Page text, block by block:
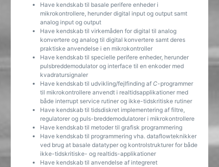
Have kendskab til basale perifere enheder i
mikrokontrollere, herunder digital input og output samt
analog input og output
Have kendskab til virkemåden for digital til analog
konvertere og analog til digital konvertere samt deres
praktiske anvendelse i en mikrokontroller
Have kendskab til specielle perifere enheder, herunder
pulsbreddemodulator og interface til en enkoder med
kvadratursignaler
Have kendskab til udvikling/fejlfinding af C-programmer
til mikrokontrollere anvendt i realtidsapplikationer med
både interrupt service rutiner og ikke-tidskritiske rutiner
Have kendskab til tidsdiskret implementering af filtre,
regulatorer og puls-breddemodulatorer i mikrokontrollere
Have kendskab til metoder til grafisk programmering
Have kendskab til programmering vha. dataflowteknikker
ved brug at basale datatyper og kontrolstrukturer for både
ikke-tidskritiske- og realtids-applikationer
Have kendskab til anvendelse af integreret